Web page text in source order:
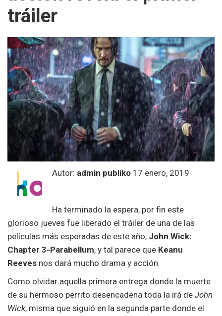
tráiler
Autor: admin publiko 17 enero, 2019
Ha terminado la espera, por fin este
glorioso jueves fue liberado el tráiler de una de las
películas más esperadas de este año, John Wick:
Chapter 3-Parabellum, y tal parece que Keanu
Reeves nos dará mucho drama y acción.
Como olvidar aquella primera entrega donde la muerte
de su hermoso perrito desencadena toda la irá de John
Wick, misma que siguió en la segunda parte donde el